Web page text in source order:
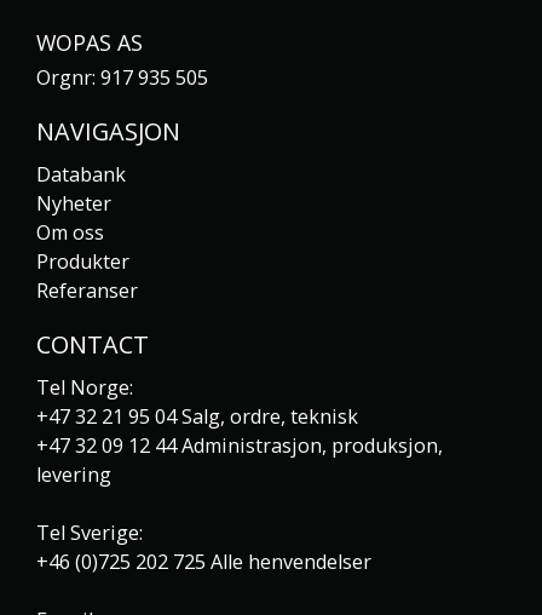
WOPAS AS
Orgnr: 917 935 505
NAVIGASJON
Databank
Nyheter
Om oss
Produkter
Referanser
CONTACT
Tel Norge:
+47 32 21 95 04Salg, ordre, teknisk
+47 32 09 12 44Administrasjon, produksjon,
levering
Tel Sverige:
+46 (0)725 202 725 Alle henvendelser